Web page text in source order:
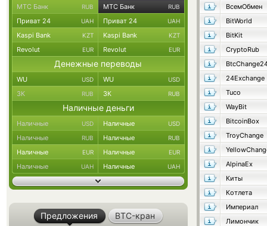
ВсемОбмен
BitWorld
BitKit
CryptoRub
24Exchange
Tuco
WayBit
BitcoinBox
TroyChange
AlpinaEx
Киты
Котлета
Империал
Лимончик
МТС Банк RUB МТС Банк RUB
Приват 24 UAH Приват 24 UAH
Kaspi Bank KZT Kaspi Bank KZT
Revolut EUR Revolut EUR
Денежные переводы
WU USD WU USD
ЗК RUB ЗК RUB
Наличные деньги
Наличные USD Наличные USD
Наличные RUB Наличные RUB
Наличные EUR Наличные EUR
Наличные UAH Наличные UAH
Предложения BTC-кран